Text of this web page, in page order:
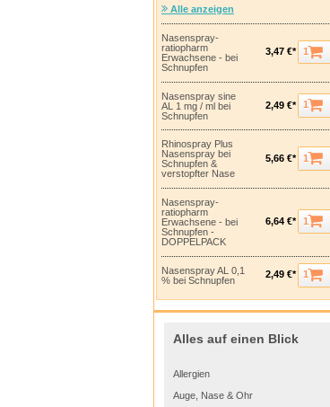
Alle anzeigen
Nasenspray-
ratiopharm
Erwachsene - bei
Schnupfen
3,47 €* 1
Nasenspray sine
AL 1 mg / ml bei
Schnupfen
2,49 €* 1
Rhinospray Plus
Nasenspray bei
Schnupfen &
verstopfter Nase
5,66 €* 1
Nasenspray-
ratiopharm
Erwachsene - bei
Schnupfen -
DOPPELPACK
6,64 €* 1
Nasenspray AL 0,1
% bei Schnupfen
2,49 €* 1
Alles auf einen Blick
Allergien
Auge, Nase & Ohr